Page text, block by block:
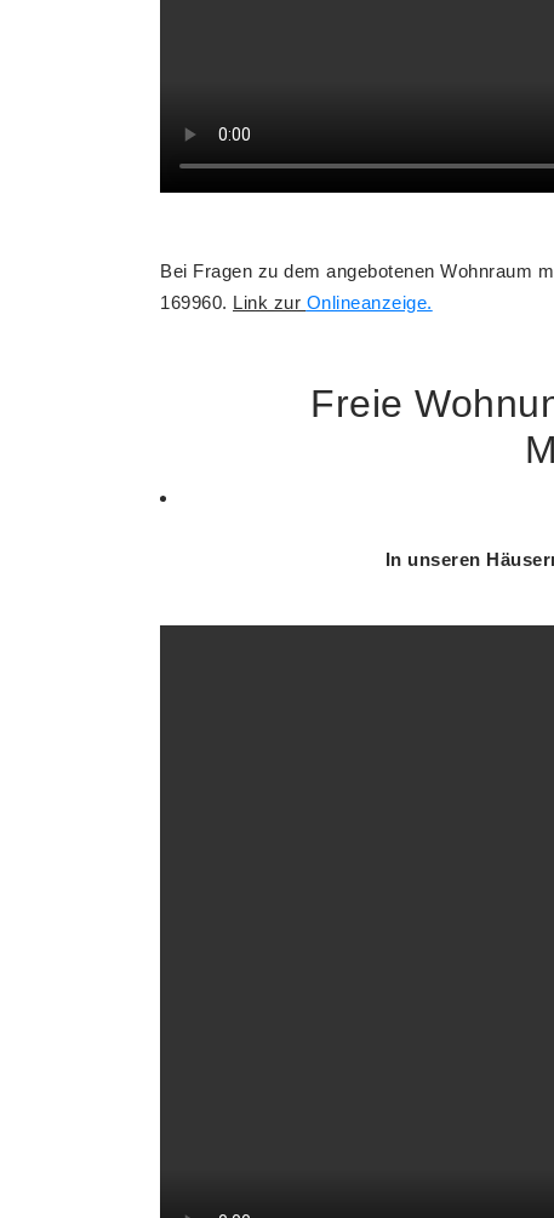
Bei Fragen zu dem angebotenen Wohnraum
169960. Link zur Onlineanzeige.
Freie
In unseren